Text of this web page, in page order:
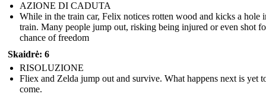
AZIONE DI CADUTA
While in the train car, Felix notices rotten wood and kicks a hole
train. Many people jump out, risking being injured or even shot
chance of freedom
Skaidrė: 6
RISOLUZIONE
Fliex and Zelda jump out and survive. What happens next is yet
come.